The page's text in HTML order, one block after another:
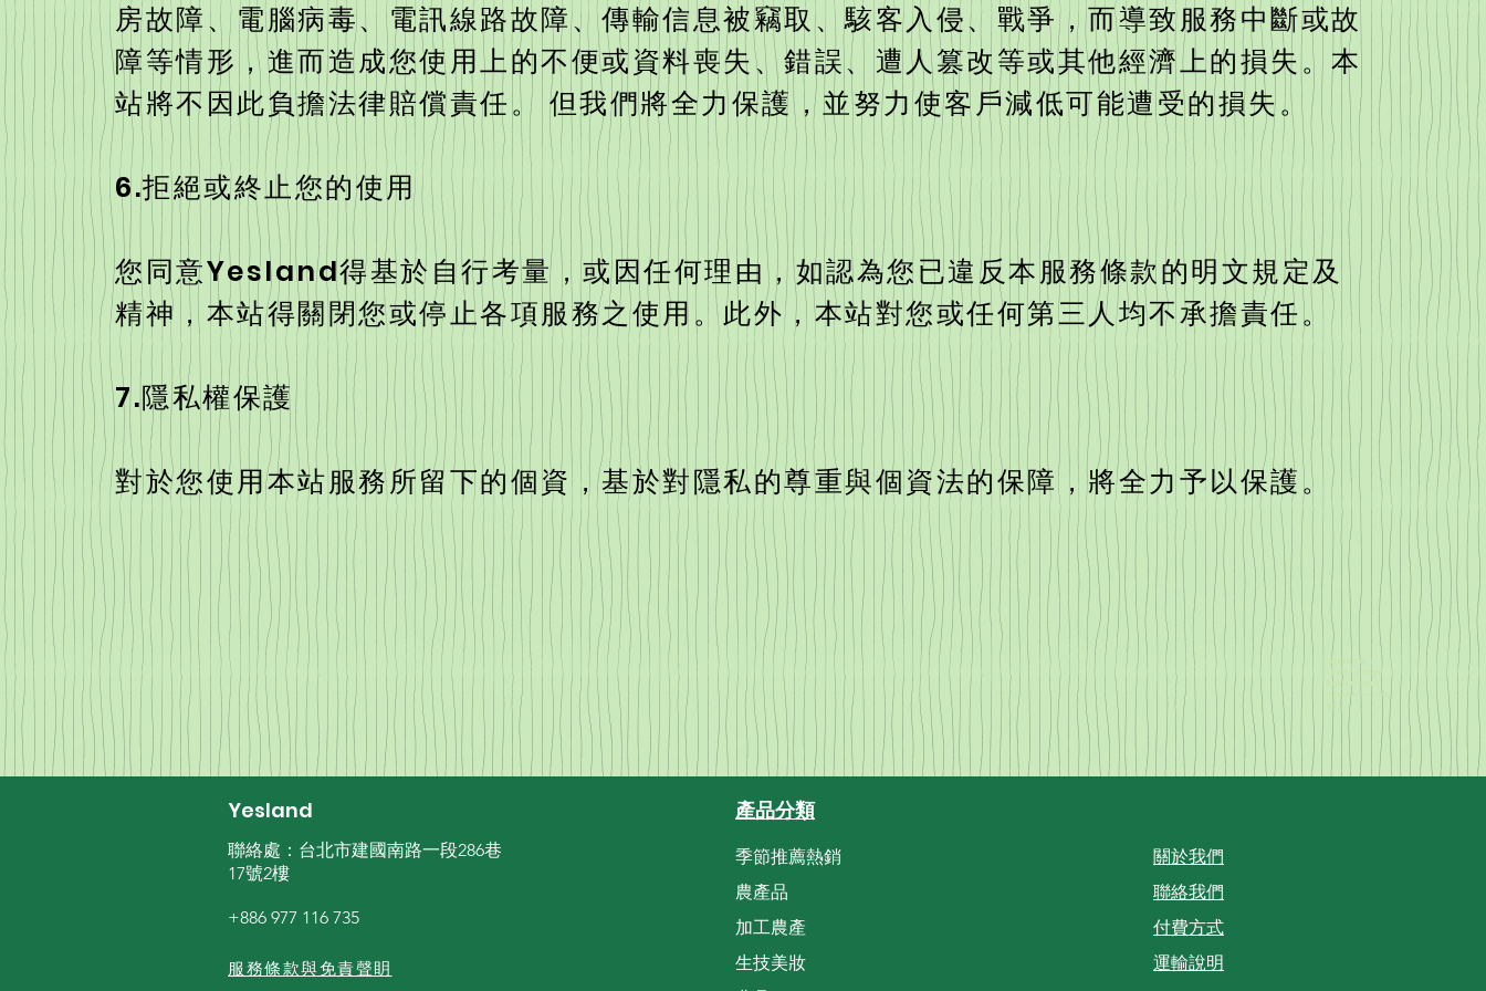
房故障、電腦病毒、電訊線路故障、傳輸信息被竊取、駭客入侵、戰爭，而導致服務中斷或故
障等情形，進而造成您使用上的不便或資料喪失、錯誤、遭人篡改等或其他經濟上的損失。本
站將不因此負擔法律賠償責任。 但我們將全力保護，並努力使客戶減低可能遭受的損失。
6.拒絕或終止您的使用
您同意Yesland得基於自行考量，或因任何理由，如認為您已違反本服務條款的明文規定及
精神，本站得關閉您或停止各項服務之使用。此外，本站對您或任何第三人均不承擔責任。
7.隱私權保護
對於您使用本站服務所留下的個資，基於對隱私的尊重與個資法的保障，將全力予以保護。
Agriculture
biotechnolo
Yesland
聯絡處：台北市建國南路一段286巷
17號2樓
+886 977 116 735
服務條款與免責聲眀
產品分類
季節推薦熱銷
農產品
加工農產
生技美妝
關於我們
聯絡我們
付費方式
運輸說明